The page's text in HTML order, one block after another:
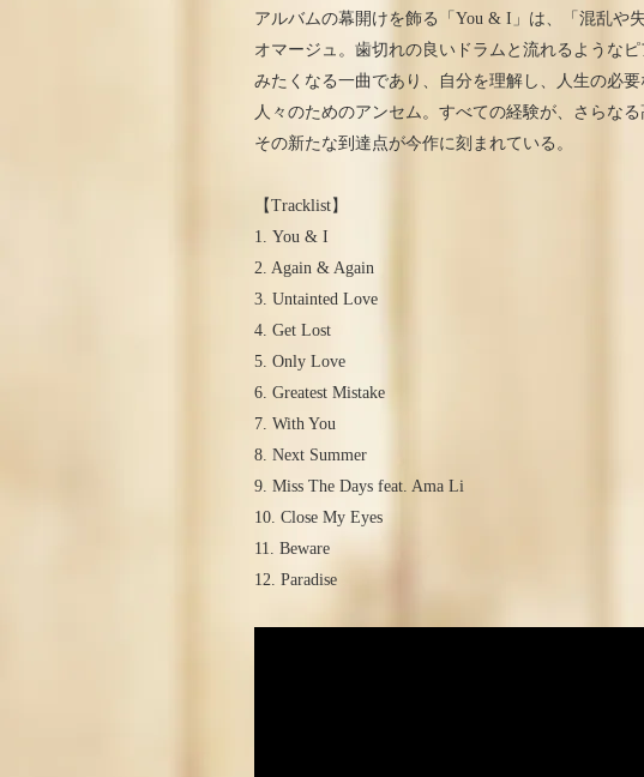
アルバムの幕開けを飾る「You & I」は、「混乱や
オマージュ。歯切れの良いドラムと流れるような
みたくなる一曲であり、自分を理解し、人生の必
人々のためのアンセム。すべての経験が、さらな
その新たな到達点が今作に刻まれている。
【Tracklist】
1. You & I
2. Again & Again
3. Untainted Love
4. Get Lost
5. Only Love
6. Greatest Mistake
7. With You
8. Next Summer
9. Miss The Days feat. Ama Li
10. Close My Eyes
11. Beware
12. Paradise